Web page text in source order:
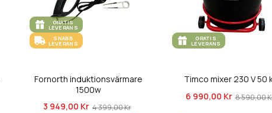
GRATIS
LEVERANS
SNABB
LEVERANS
Fornorth induktionsvärmare
1500w
3 949,00 Kr 4 399,00 Kr
GRATIS
LEVERANS
Timco mixer 230 V 50
6 990,00 Kr 8 590,00